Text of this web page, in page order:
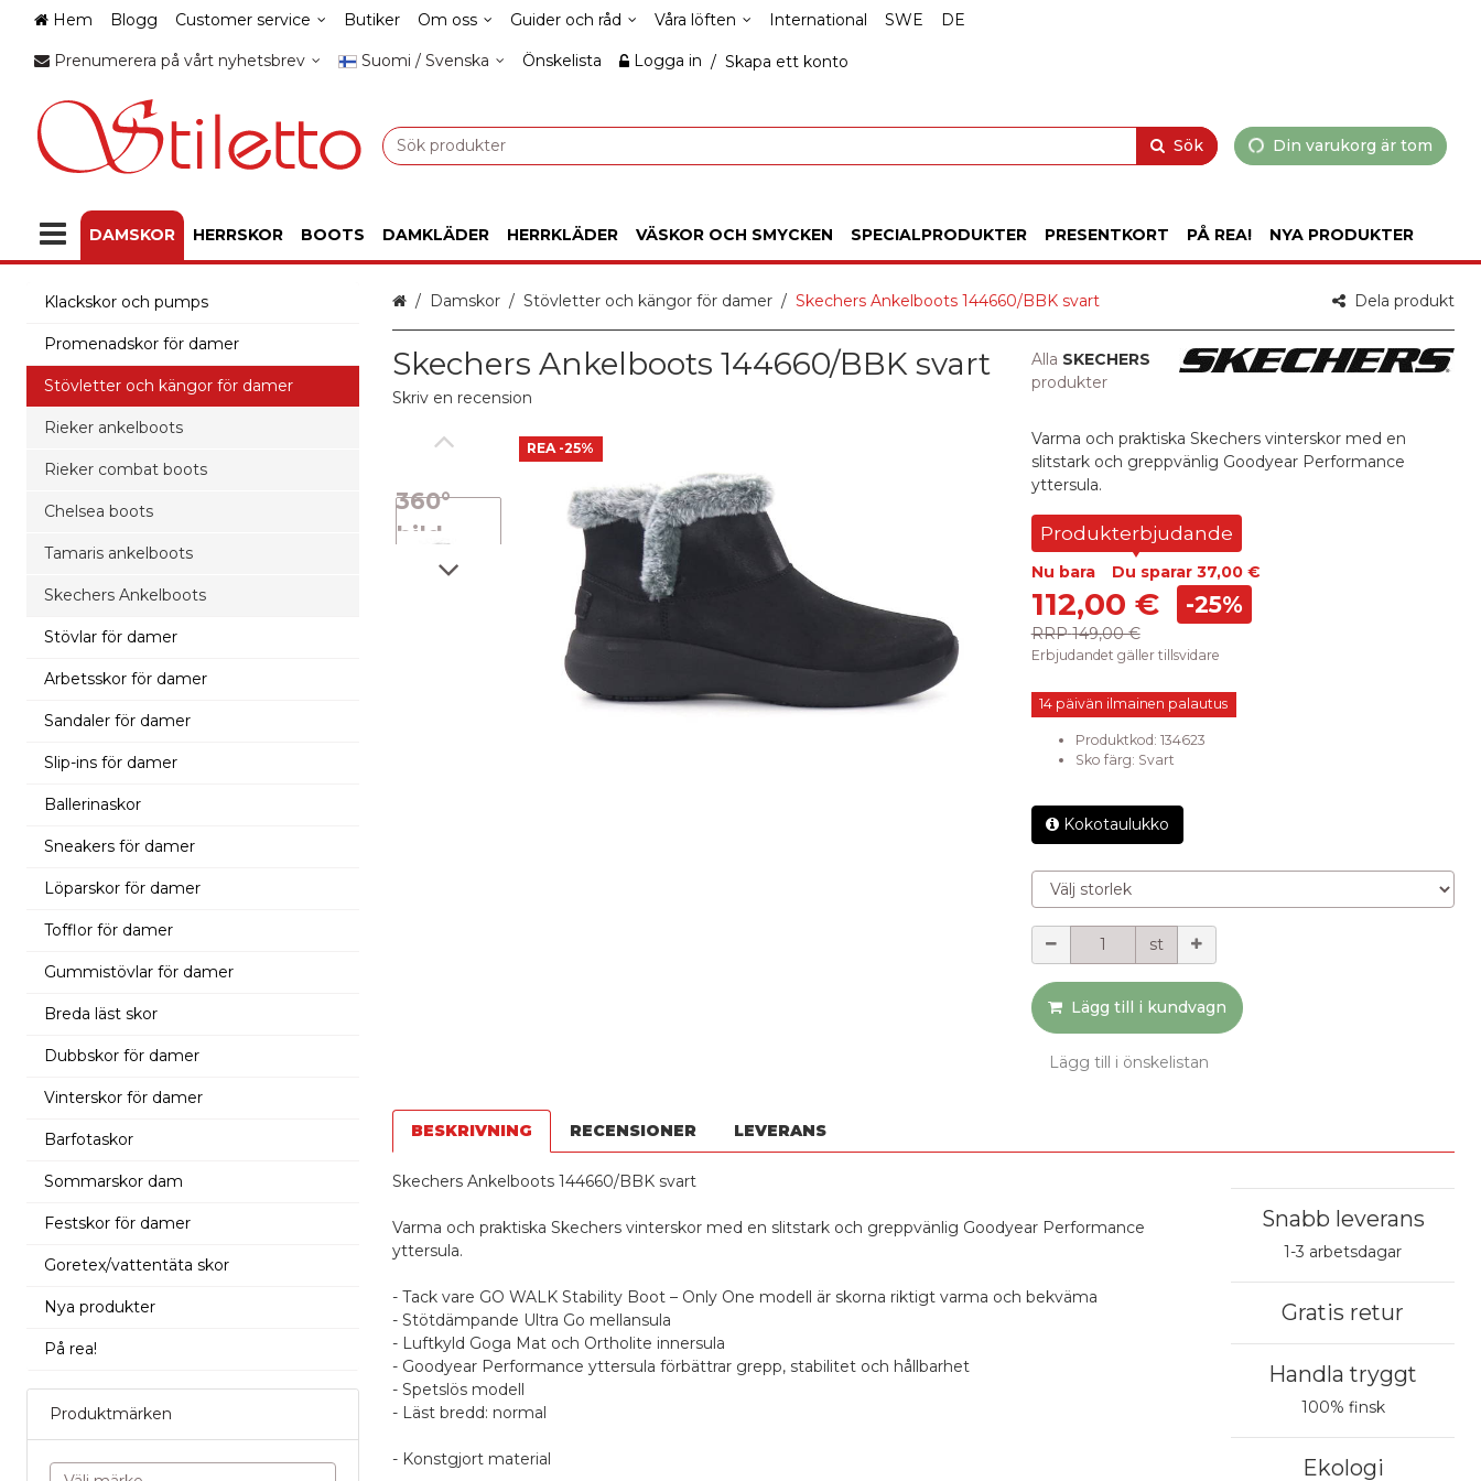
Hem Blogg Customer service Butiker Om oss Guider och råd Våra löften International SWE DE
Prenumerera på vårt nyhetsbrev Suomi / Svenska Önskelista Logga in / Skapa ett konto
Sök Din varukorg är tom
DAMSKOR HERRSKOR BOOTS DAMKLÄDER HERRKLÄDER VÄSKOR OCH SMYCKEN SPECIALPRODUKTER PRESENTKORT PÅ REA! NYA PRODUKTER
Klackskor och pumps
Promenadskor för damer
Stövletter och kängor för damer
Rieker ankelboots
Rieker combat boots
Chelsea boots
Tamaris ankelboots
Skechers Ankelboots
Stövlar för damer
Arbetsskor för damer
Sandaler för damer
Slip-ins för damer
Ballerinaskor
Sneakers för damer
Löparskor för damer
Tofflor för damer
Gummistövlar för damer
Breda läst skor
Dubbskor för damer
Vinterskor för damer
Barfotaskor
Sommarskor dam
Festskor för damer
Goretex/vattentäta skor
Nya produkter
På rea!
Produktmärken
Dela produkt
HemDamskor Stövletter och kängor för damer Skechers Ankelboots 144660/BBK svart
Skechers Ankelboots 144660/BBK svart
Skriv en recension
360°
bild
REA -25%
Alla SKECHERS
produkter
Varma och praktiska Skechers vinterskor med en
slitstark och greppvänlig Goodyear Performance
yttersula.
Produkterbjudande
Nu bara Du sparar 37,00 €
112,00 €
RRP 149,00 €
-25%
Erbjudandet gäller tillsvidare
14 päivän ilmainen palautus
Produktkod: 134623
Sko färg: Svart
Kokotaulukko
Välj storlek
Mängd
st
Lägg till i kundvagn
Lägg till i önskelistan
BESKRIVNING RECENSIONER LEVERANS
Skechers Ankelboots 144660/BBK svart
Varma och praktiska Skechers vinterskor med en slitstark och greppvänlig Goodyear Performance
yttersula.
- Tack vare GO WALK Stability Boot – Only One modell är skorna riktigt varma och bekväma
- Stötdämpande Ultra Go mellansula
- Luftkyld Goga Mat och Ortholite innersula
- Goodyear Performance yttersula förbättrar grepp, stabilitet och hållbarhet
- Spetslös modell
- Läst bredd: normal
- Konstgjort material
Snabb leverans
1-3 arbetsdagar
Gratis retur
Handla tryggt
100% finsk
Ekologi